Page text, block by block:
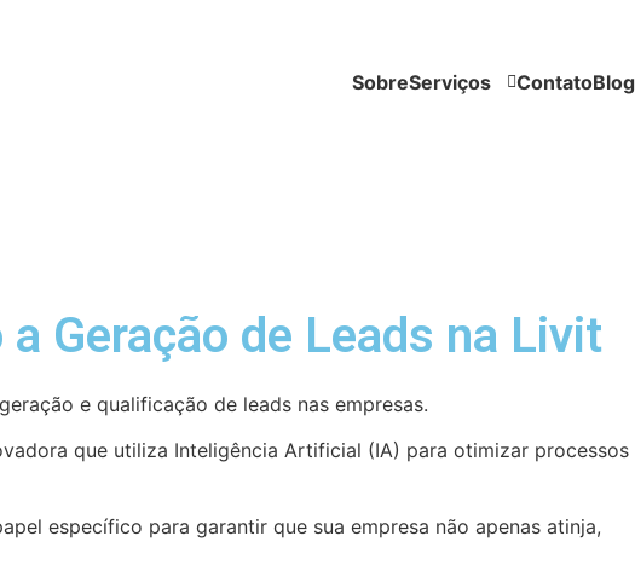
SobreServiços ContatoBlog
Geração de Leads na Livit
e qualificação de leads nas empresas.
que utiliza Inteligência Artificial (IA) para otimizar processos
específico para garantir que sua empresa não apenas atinja,